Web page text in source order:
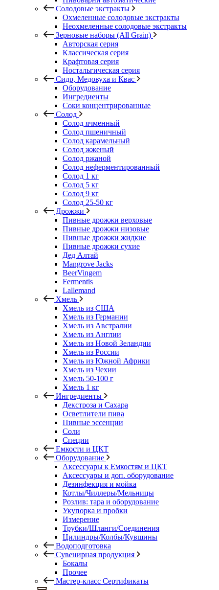
Солодовые экстракты
Охмеленные солодовые экстракты
Неохмеленные солодовые экстракты
Зерновые наборы (All Grain)
Авторская серия
Классическая серия
Крафтовая серия
Ностальгическая серия
Сидр, Медовуха и Квас
Оборудование
Ингредиенты
Соки концентрированные
Солод
Солод ячменный
Солод пшеничный
Солод карамельный
Солод жженый
Солод ржаной
Солод неферментированный
Солод 1 кг
Солод 5 кг
Солод 9 кг
Солод 25-50 кг
Дрожжи
Пивные дрожжи верховые
Пивные дрожжи низовые
Пивные дрожжи жидкие
Пивные дрожжи сухие
Дед Алтай
Mangrove Jacks
BeerVingem
Fermentis
Lallemand
Хмель
Хмель из США
Хмель из Германии
Хмель из Австралии
Хмель из Англии
Хмель из Новой Зеландии
Хмель из России
Хмель из Южной Африки
Хмель из Чехии
Хмель 50-100 г
Хмель 1 кг
Ингредиенты
Декстроза и Сахара
Осветлители пива
Пивные эссенции
Соли
Специи
Емкости и ЦКТ
Оборудование
Аксессуары к Емкостям и ЦКТ
Аксессуары и доп. оборудование
Дезинфекция и мойка
Котлы/Чиллеры/Мельницы
Розлив: тара и оборудование
Укупорка и пробки
Измерение
Трубки/Шланги/Соединения
Цилиндры/Колбы/Кувшины
Водоподготовка
Сувенирная продукция
Бокалы
Прочее
Мастер-класс Сертификаты